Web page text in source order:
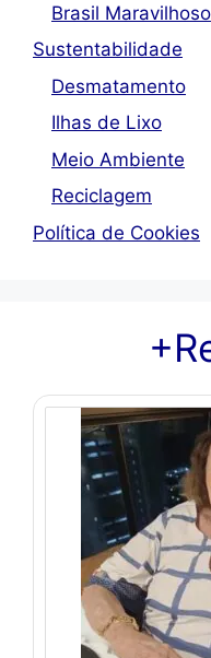
Brasil Maravilhoso
Sustentabilidade
Desmatamento
Ilhas de Lixo
Meio Ambiente
Reciclagem
Política de Cookies